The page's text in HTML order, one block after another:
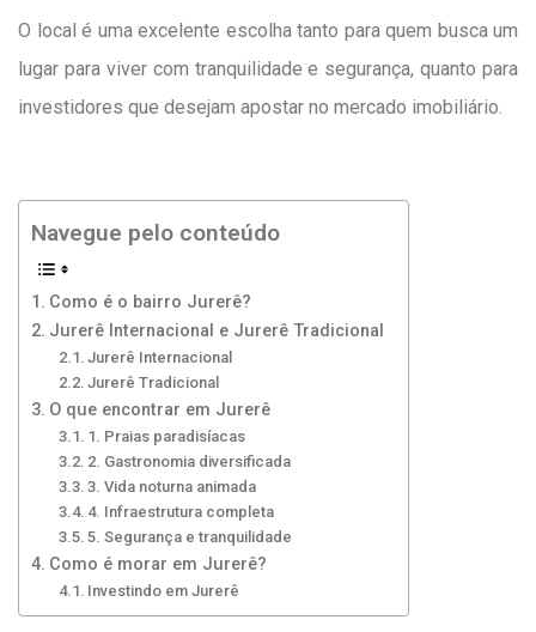
O local é uma excelente escolha tanto para quem busca um
lugar para viver com tranquilidade e segurança, quanto para
investidores que desejam apostar no mercado imobiliário.
Navegue pelo conteúdo
Como é o bairro Jurerê?
Jurerê Internacional e Jurerê Tradicional
Jurerê Internacional
Jurerê Tradicional
O que encontrar em Jurerê
1. Praias paradisíacas
2. Gastronomia diversificada
3. Vida noturna animada
4. Infraestrutura completa
5. Segurança e tranquilidade
Como é morar em Jurerê?
Investindo em Jurerê